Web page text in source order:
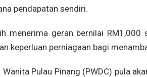
pendapatan sendiri.
menerima geran bernilai
keperluan perniagaan bagi
Wanita Pulau Pinang (PWDC) pula